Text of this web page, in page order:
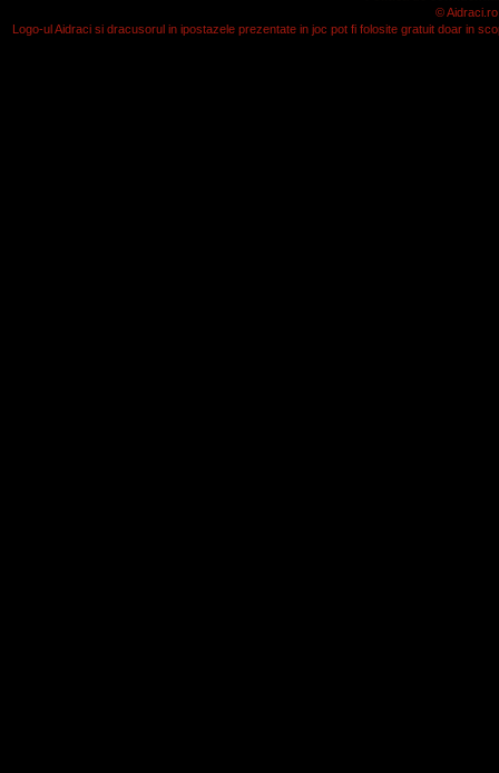
©
Logo-ul Aidraci si dracusorul in ipostazele prezentate in joc pot fi folosite gratuit doar in